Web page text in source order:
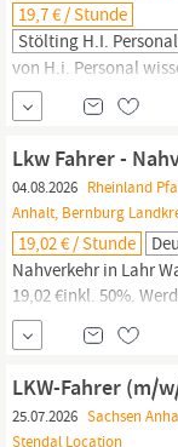
19,7 € / Stunde
Stölting H.i.
von H.i. Personal
Daher sind wir für
in Deiner Nähe. Wir
Arbeitsplätze, völlig
sofort in Dorsten
Führerschein...
Lkw Fahrer -
04.08.2026 Rheinland
Anhalt, Bernburg
19,02 € / Stunde
Nahverkehr in Lahr
19,02 €inkl. 50%.
bieten Tariflicher
Weihnachtsgeld und
Nachtzulage
50% Weihnachtsgeld
LKW-Fahrer (m/
25.07.2026 Sachsen
Stendal Location